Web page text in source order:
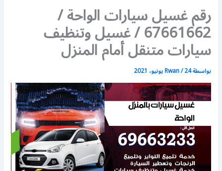
رقم غسيل سيارات الواحة /
67661662 / غسيل وتنظيف
سيارات متنقل أمام المنزل
بواسطة Rwan/24 يونيو، 2021